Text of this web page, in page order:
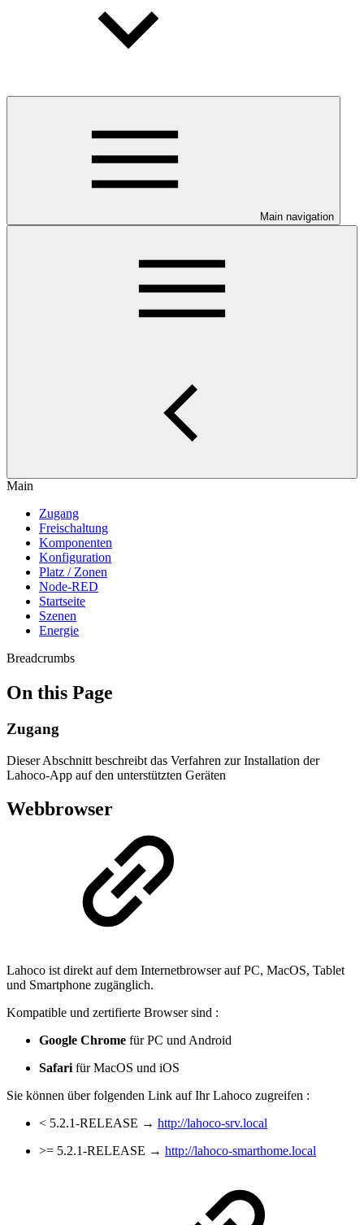
Main navigation
Main
Zugang
Freischaltung
Komponenten
Konfiguration
Platz / Zonen
Node-RED
Startseite
Szenen
Energie
Breadcrumbs
On this Page
Zugang
Dieser Abschnitt beschreibt das Verfahren zur Installation der
Lahoco-App auf den unterstützten Geräten
Webbrowser
Lahoco ist direkt auf dem Internetbrowser auf PC, MacOS, Tablet
und Smartphone zugänglich.
Kompatible und zertifierte Browser sind :
Google Chrome für PC und Android
Safari für MacOS und iOS
Sie können über folgenden Link auf Ihr Lahoco zugreifen :
< 5.2.1-RELEASE → http://lahoco-srv.local
>= 5.2.1-RELEASE → http://lahoco-smarthome.local